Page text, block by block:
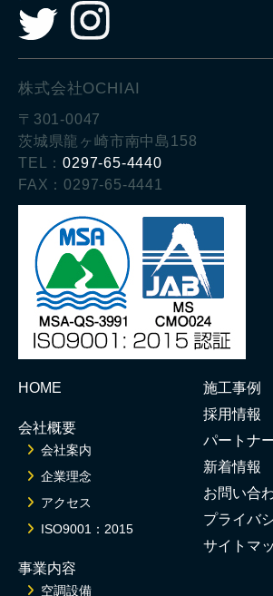
株式会社OCHIAI
〒301-0047
茨城県龍ヶ崎市南中島158
TEL：0297-65-4440
FAX：0297-65-4441
HOME
会社概要
会社案内
企業理念
アクセス
ISO9001：2015
事業内容
空調設備
施工事例
採用情報
パートナ
新着情報
お問い合
プライバ
サイトマ